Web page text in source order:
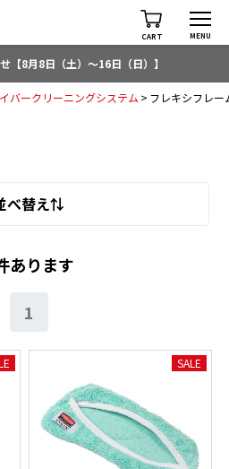
CART MENU
【8月8日（土）～16日（日）】
バークリーニングシステム > フレキシフレー
べ替え⇅
あります
1
SALE